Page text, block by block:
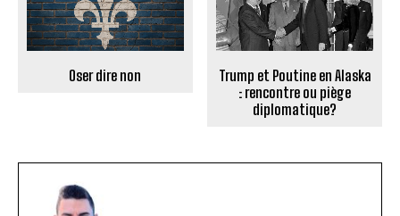
Oser dire non
Trump et Poutine en Alaska
: rencontre ou piège
diplomatique?